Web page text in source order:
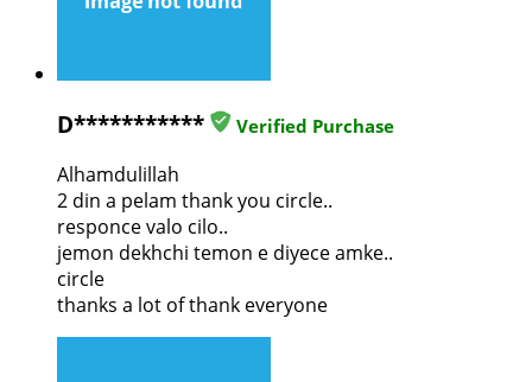
D*********** Verified Purchase
Alhamdulillah
2 din a pelam thank you circle..
responce valo cilo..
jemon dekhchi temon e diyece amke..
circle
thanks a lot of thank everyone